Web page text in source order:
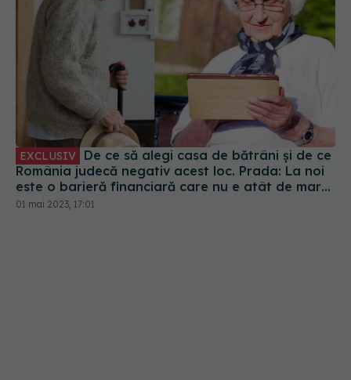
EXCLUSIV
România judecă negativ acest loc. Prada: La noi
este o barieră financiară care nu e atât de mare
pe cât credem. Sunt pe mai multe niveluri de
01 mai 2023, 17:01